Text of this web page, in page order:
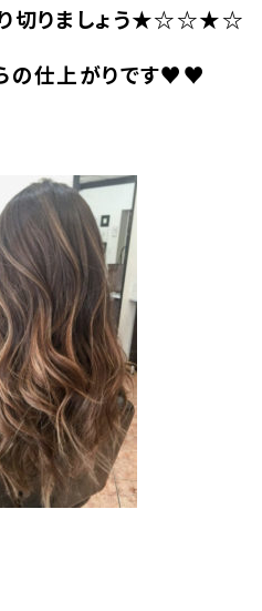
切りましょう★☆☆★☆
の仕上がりです♥♥